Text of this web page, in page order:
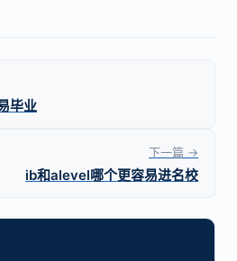
毕业
下一篇 →
ib和alevel哪个更容易进名校